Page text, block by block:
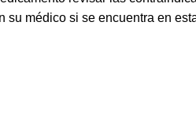
médico si se encuentra en